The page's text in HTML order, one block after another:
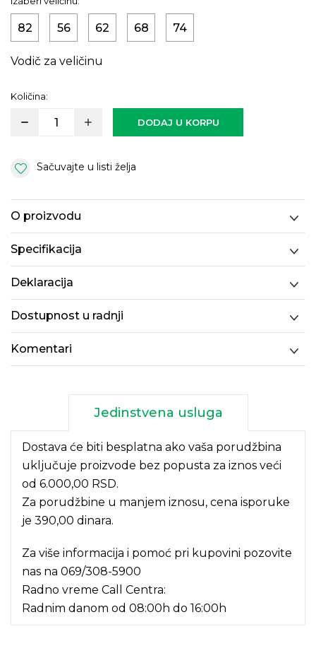
82 56 62 68 74
Vodič za veličinu
Količina:
DODAJ U KORPU
Sačuvajte u listi želja
O proizvodu
Specifikacija
Deklaracija
Dostupnost u radnji
Komentari
Jedinstvena usluga
Dostava će biti besplatna ako vaša porudžbina
uključuje proizvode bez popusta za iznos veći
od 6.000,00 RSD.
Za porudžbine u manjem iznosu, cena isporuke
je 390,00 dinara.
Za više informacija i pomoć pri kupovini pozovite
nas na 069/308-5900
Radno vreme Call Centra:
Radnim danom od 08:00h do 16:00h